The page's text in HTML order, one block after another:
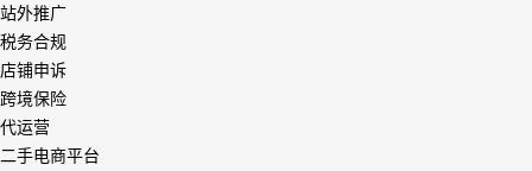
站外推广
税务合规
店铺申诉
跨境保险
代运营
二手电商平台